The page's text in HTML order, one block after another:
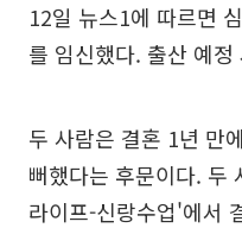
12일 뉴스1에 따르면
를 임신했다. 출산 예
두 사람은 결혼 1년 만
뻐했다는 후문이다. 두
라이프-신랑수업'에서